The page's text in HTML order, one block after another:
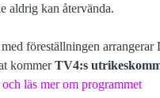
aldrig kan återvända.
föreställningen
kommerTV4:s
läs mer om programmet